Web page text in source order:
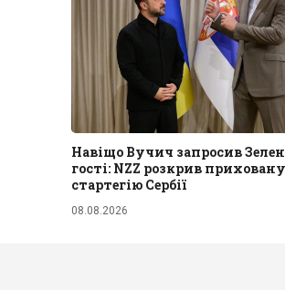
Навіщо Вучич запросив
гості: NZZ розкрив приховану
стартегію Сербії
08.08.2026